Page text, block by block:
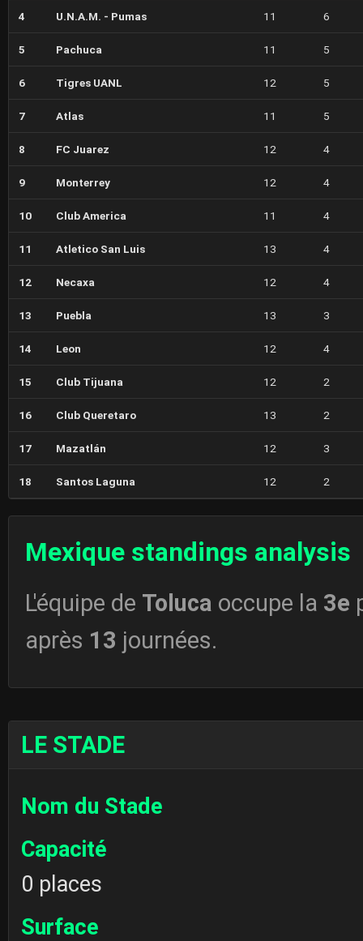
4 U.N.A.M. - Pumas 11 6
5 Pachuca 11 5
6 Tigres UANL 12 5
7 Atlas 11 5
8 FC Juarez 12 4
9 Monterrey 12 4
10 Club America 11 4
11 Atletico San Luis 13 4
12 Necaxa 12 4
13 Puebla 13 3
14 Leon 12 4
15 Club Tijuana 12 2
16 Club Queretaro 13 2
17 Mazatlán 12 3
18 Santos Laguna 12 2
Mexique standings analysis
L'équipe de Toluca occupe la 3e
après 13 journées.
LE STADE
Nom du Stade
Capacité
0 places
Surface